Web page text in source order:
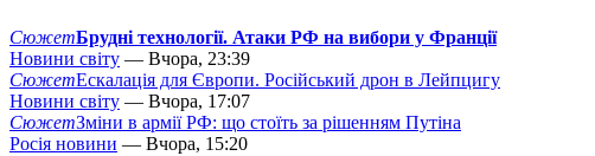
СюжетБрудні технології. Атаки РФ на вибори у Франції
Новини світу — Вчора, 23:39
СюжетЕскалація для Європи. Російський дрон в Лейпцигу
Новини світу — Вчора, 17:07
СюжетЗміни в армії РФ: що стоїть за рішенням Путіна
Росія новини — Вчора, 15:20